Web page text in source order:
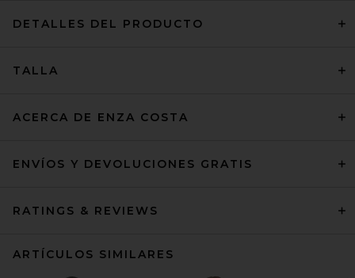
DETALLES DEL PRODUCTO
TALLA
ACERCA DE ENZA COSTA
ENVÍOS Y DEVOLUCIONES GRATIS
RATINGS & REVIEWS
ARTÍCULOS SIMILARES